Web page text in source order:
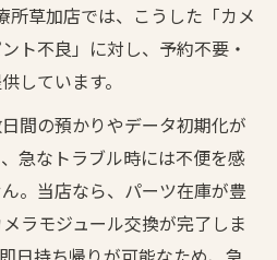
加で最短即日対応が魅力
ラ修理を草加で実現するコツ
データそのまま対応可
修理を当日完了したい方へ
理を草加で当日完了させる
草加でiPhone修理できる理由
メラの揺れ即日解消の流れ
所草加店では、こうした「カメ
ト不良」に対し、予約不要・
しています。
間の預かりやデータ初期化が
急なトラブル時には不便を感
。当店なら、パーツ在庫が豊
ラモジュール交換が完了しま